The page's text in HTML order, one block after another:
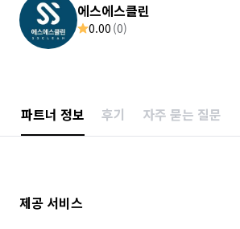
에스에스클린
0.00 (0)
파트너 정보 후기 자주 묻는 질문
제공 서비스